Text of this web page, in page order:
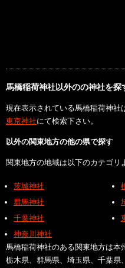
馬橋稲荷神社以外のの神社を探
現在表示されている馬橋稲荷神社
東京神社にて検索下さい。
以外の関東地方の他の県で探す
関東地方の地域は以下のカテゴリ
茨城神社
群馬神社
千葉神社
神奈川神社
馬橋稲荷神社のある関東地方は本
栃木県、群馬県、埼玉県、千葉県